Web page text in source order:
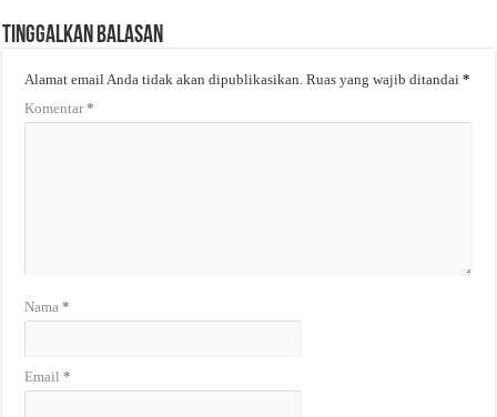
Tinggalkan Balasan
Alamat email Anda tidak akan dipublikasikan. Ruas yang wajib ditandai*
Komentar*
Nama*
Email*